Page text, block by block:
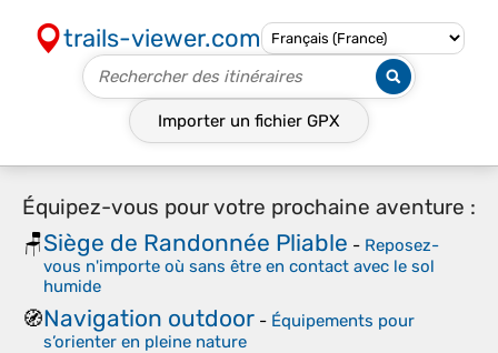
trails-viewer.com
Importer un fichier GPX
Équipez-vous pour votre prochaine aventure :
🪑Siège de Randonnée Pliable - Reposez-
vous n'importe où sans être en contact avec le sol
humide
🧭Navigation outdoor - Équipements pour
s’orienter en pleine nature